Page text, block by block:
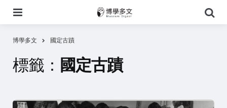
尋
博學多文 國定古蹟
標籤： 國定古蹟